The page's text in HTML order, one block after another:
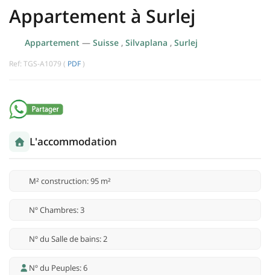
Appartement à Surlej
Appartement — Suisse , Silvaplana , Surlej
Ref: TGS-A1079 ( PDF )
L'accommodation
M² construction: 95 m²
Nº Chambres: 3
Nº du Salle de bains: 2
Nº du Peuples: 6